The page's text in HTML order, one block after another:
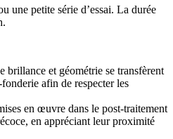
une petite série d’essai. La durée
brillance et géométrie se transfèrent
fonderie afin de respecter les
en œuvre dans le post-traitement
en appréciant leur proximité